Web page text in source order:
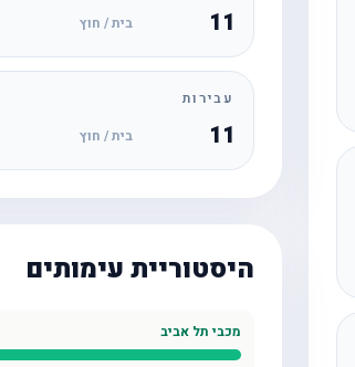
11 בית / חוץ
עבירות
11 בית / חוץ
היסטוריית עימותים
מכבי תל אביב